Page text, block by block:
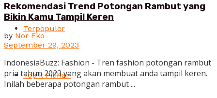
Terpopuler
Topik Pilihan
Rekomendasi Trend Potongan Rambut yang
Bikin Kamu Tampil Keren
by Nor Eko
September 29, 2023
IndonesiaBuzz: Fashion - Tren fashion potongan rambut
pria tahun 2023 yang akan membuat anda tampil keren.
Inilah beberapa potongan rambut ...